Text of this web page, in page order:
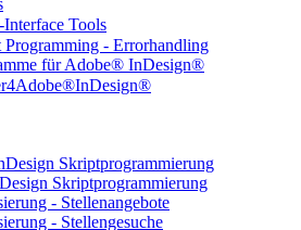
Tools
- Errorhandling
für Adobe® InDesign®
Skriptprogrammierung
Skriptprogrammierung
- Stellenangebote
- Stellengesuche